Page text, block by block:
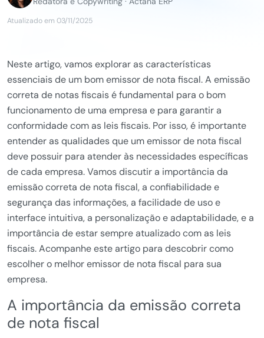
Atualizado em 03/11/2025
Neste artigo, vamos explorar as características
essenciais de um bom emissor de nota fiscal. A emissão
correta de notas fiscais é fundamental para o bom
funcionamento de uma empresa e para garantir a
conformidade com as leis fiscais. Por isso, é importante
entender as qualidades que um emissor de nota fiscal
deve possuir para atender às necessidades específicas
de cada empresa. Vamos discutir a importância da
emissão correta de nota fiscal, a confiabilidade e
segurança das informações, a facilidade de uso e
interface intuitiva, a personalização e adaptabilidade, e a
importância de estar sempre atualizado com as leis
fiscais. Acompanhe este artigo para descobrir como
escolher o melhor emissor de nota fiscal para sua
empresa.
A importância da emissão correta
de nota fiscal